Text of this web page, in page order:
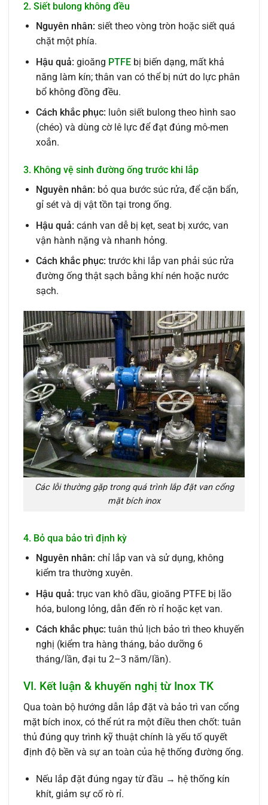
2. Siết bulong không đều
Nguyên nhân: siết theo vòng tròn hoặc siết quá
chặt một phía.
Hậu quả: gioăng PTFEbị biến dạng, mất khả
năng làm kín; thân van có thể bị nứt do lực phân
bổ không đồng đều.
Cách khắc phục: luôn siết bulong theo hình sao
(chéo) và dùng cờ lê lực để đạt đúng mô-men
xoắn.
3. Không vệ sinh đường ống trước khi lắp
Nguyên nhân: bỏ qua bước súc rửa, để cặn bẩn,
gỉ sét và dị vật tồn tại trong ống.
Hậu quả: cánh van dễ bị kẹt, seat bị xước, van
vận hành nặng và nhanh hỏng.
Cách khắc phục: trước khi lắp van phải súc rửa
đường ống thật sạch bằng khí nén hoặc nước
sạch.
Các lỗi thường gặp trong quá trình lắp đặt van cổng
mặt bích inox
4. Bỏ qua bảo trì định kỳ
Nguyên nhân: chỉ lắp van và sử dụng, không
kiểm tra thường xuyên.
Hậu quả: trục van khô dầu, gioăng PTFE bị lão
hóa, bulong lỏng, dẫn đến rò rỉ hoặc kẹt van.
Cách khắc phục: tuân thủ lịch bảo trì theo khuyến
nghị (kiểm tra hàng tháng, bảo dưỡng 6
tháng/lần, đại tu 2–3 năm/lần).
VI. Kết luận & khuyến nghị từ Inox TK
Qua toàn bộ hướng dẫn lắp đặt và bảo trì van cổng
mặt bích inox, có thể rút ra một điều then chốt: tuân
thủ đúng quy trình kỹ thuật chính là yếu tố quyết
định độ bền và sự an toàn của hệ thống đường ống.
Nếu lắp đặt đúng ngay từ đầu → hệ thống kín
khít, giảm sự cố rò rỉ.